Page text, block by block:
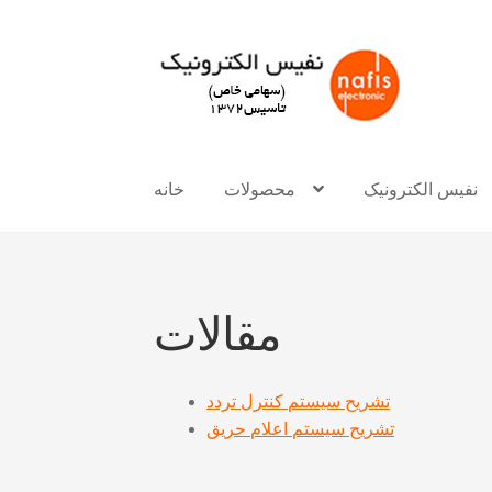
Skip
navigation
Skip
خانه محصولات نفیس الکترونیک
مقالات
تشریح سیستم کنترل تردد
تشریح سیستم اعلام حریق